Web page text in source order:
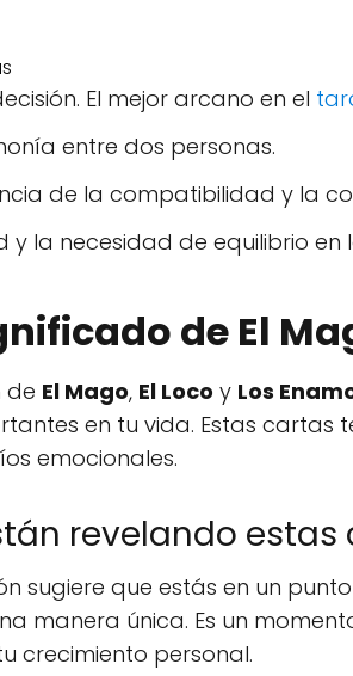
El mejor arcano en el
entre dos personas.
de la compatibilidad y la
y la necesidad de equilibrio en
de El
de El Mago, El Loco y Los
en tu vida. Estas
emocionales.
revelando estas
sugiere que estás en un
manera única. Es un
crecimiento personal.